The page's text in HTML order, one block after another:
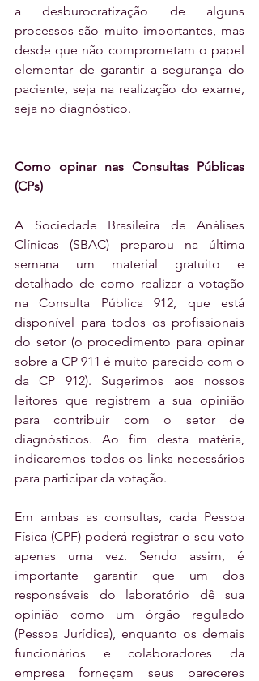
a desburocratização de alguns
processos são muito importantes, mas
desde que não comprometam o papel
elementar de garantir a segurança do
paciente, seja na realização do exame,
seja no diagnóstico.
Como opinar nas Consultas Públicas
(CPs)
A Sociedade Brasileira de Análises
Clínicas (SBAC) preparou na última
semana um material gratuito e
detalhado de como realizar a votação
na Consulta Pública 912, que está
disponível para todos os profissionais
do setor (o procedimento para opinar
sobre a CP 911 é muito parecido com o
da CP 912). Sugerimos aos nossos
leitores que registrem a sua opinião
para contribuir com o setor de
diagnósticos. Ao fim desta matéria,
indicaremos todos os links necessários
para participar da votação.
Em ambas as consultas, cada Pessoa
Física (CPF) poderá registrar o seu voto
apenas uma vez. Sendo assim, é
importante garantir que um dos
responsáveis do laboratório dê sua
opinião como um órgão regulado
(Pessoa Jurídica), enquanto os demais
funcionários e colaboradores da
empresa forneçam seus pareceres